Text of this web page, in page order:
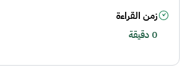
زمن القراءة
0 دقيقة